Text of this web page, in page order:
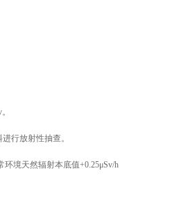
行放射性抽查。
境天然辐射本底值+0.25μSv/h